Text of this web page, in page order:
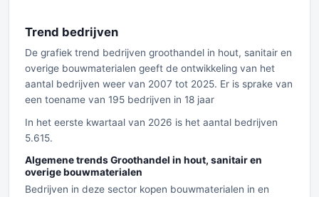
Trend bedrijven
De grafiek trend bedrijven groothandel in hout, sanitair en
overige bouwmaterialen geeft de ontwikkeling van het
aantal bedrijven weer van 2007 tot 2025. Er is sprake van
een toename van 195 bedrijven in 18 jaar
In het eerste kwartaal van 2026 is het aantal bedrijven
5.615.
Algemene trends Groothandel in hout, sanitair en
overige bouwmaterialen
Bedrijven in deze sector kopen bouwmaterialen in en